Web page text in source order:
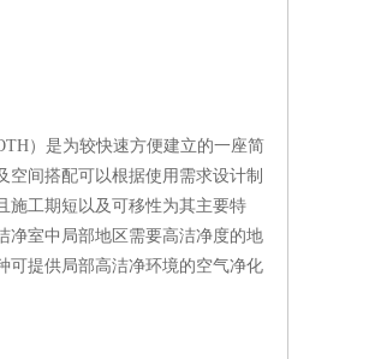
）是为较快速方便建立的一座简
空间搭配可以根据使用需求设计制
施工期短以及可移性为其主要特
净室中局部地区需要高洁净度的地
可提供局部高洁净环境的空气净化